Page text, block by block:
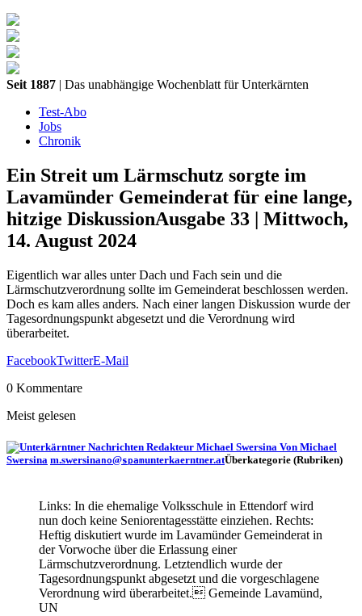
Seit 1887 | Das unabhängige Wochenblatt für Unterkärnten
Test-Abo
Jobs
Chronik
Ein Streit um Lärmschutz sorgte im
Lavamünder Gemeinderat für eine lange,
hitzige DiskussionAusgabe 33 | Mittwoch,
14. August 2024
Eigentlich war alles unter Dach und Fach sein und die
Lärmschutzverordnung sollte im Gemeinderat beschlossen werden.
Doch es kam alles anders. Nach einer langen Diskussion wurde der
Tagesordnungspunkt abgesetzt und die Verordnung wird
überarbeitet.
FacebookTwitterE-Mail
0 Kommentare
Meist gelesen
Von Michael
Swersina m.swersinano@spamunterkaerntner.atÜberkategorie (Rubriken)
Links: In die ehemalige Volksschule in Ettendorf wird
nun doch keine Seniorentagesstätte einziehen. Rechts:
Heftig diskutiert wurde im Lavamünder Gemeinderat in
der Vorwoche über die Erlassung einer
Lärmschutzverordnung. Letztendlich wurde der
Tagesordnungspunkt abgesetzt und die vorgeschlagene
Verordnung wird überarbeitet. Gemeinde Lavamünd,
UN